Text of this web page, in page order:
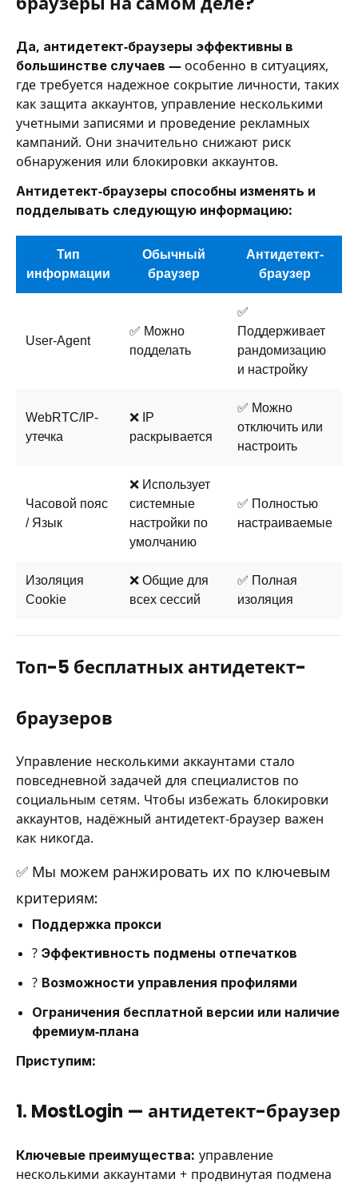
Да, антидетект-браузеры эффективны в
большинстве случаев — особенно в ситуациях,
где требуется надежное сокрытие личности, таких
как защита аккаунтов, управление несколькими
учетными записями и проведение рекламных
кампаний. Они значительно снижают риск
обнаружения или блокировки аккаунтов.
Антидетект-браузеры способны изменять и
подделывать следующую информацию:
Тип
информации
Обычный
браузер
Антидетект-
браузер
User-Agent
✅ Можно
подделать
✅
Поддерживает
рандомизацию
и настройку
WebRTC/IP-
утечка
❌ IP
раскрывается
✅ Можно
отключить или
настроить
Часовой пояс
/ Язык
❌ Использует
системные
настройки по
умолчанию
✅ Полностью
настраиваемые
Изоляция
Cookie
❌ Общие для
всех сессий
✅ Полная
изоляция
Топ-5 бесплатных антидетект-
браузеров
Управление несколькими аккаунтами стало
повседневной задачей для специалистов по
социальным сетям. Чтобы избежать блокировки
аккаунтов, надёжный антидетект-браузер важен
как никогда.
✅ Мы можем ранжировать их по ключевым
критериям:
Поддержка прокси
?️ Эффективность подмены отпечатков
?️ Возможности управления профилями
Ограничения бесплатной версии или наличие
фремиум-плана
Приступим:
1. MostLogin — антидетект-браузер
Ключевые преимущества: управление
несколькими аккаунтами + продвинутая подмена